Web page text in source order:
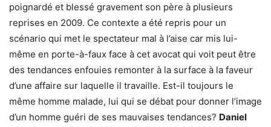
poignardé et blessé gravement son père à plusieurs
reprises en 2009. Ce contexte a été repris pour un
scénario qui met le spectateur mal à l’aise car mis lui-
même en porte-à-faux face à cet avocat qui voit peut être
des tendances enfouies remonter à la surface à la faveur
d’une affaire sur laquelle il travaille. Est-il toujours le
même homme malade, lui qui se débat pour donner l’image
d’un homme guéri de ses mauvaises tendances? Daniel